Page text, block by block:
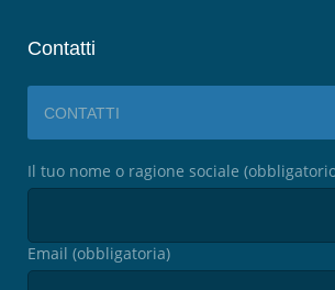
Contatti
CONTATTI
Il tuo nome o ragione sociale
Email (obbligatoria)